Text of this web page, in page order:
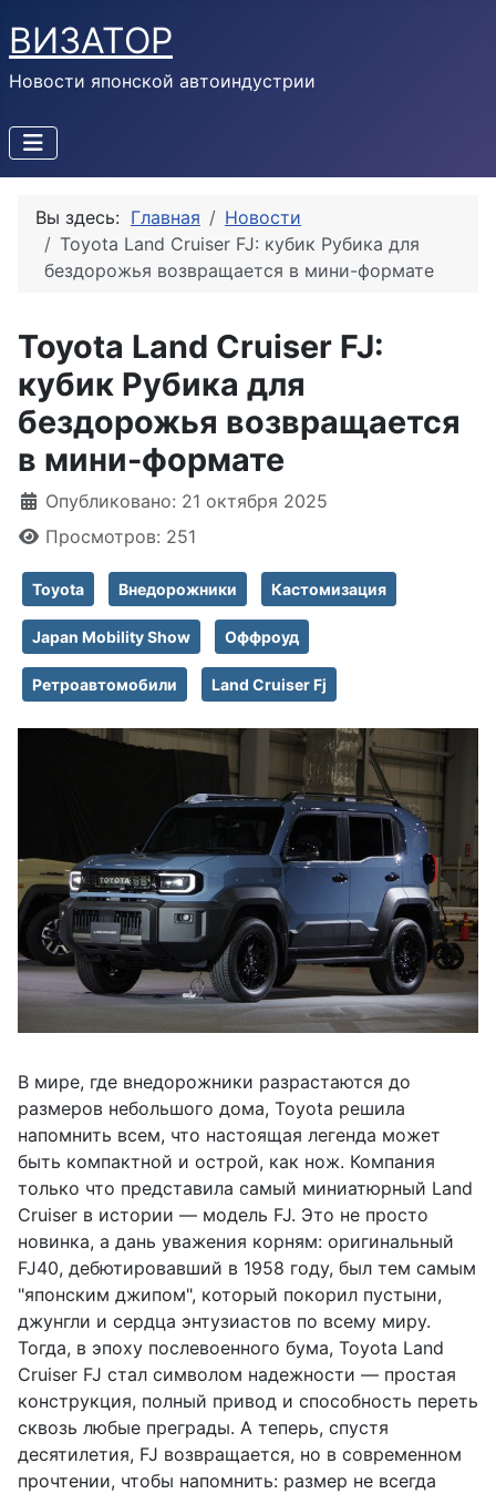
ВИЗАТОР
Новости японской автоиндустрии
Вы здесь: Главная
Новости
Toyota Land Cruiser FJ: кубик Рубика для
бездорожья возвращается в мини-формате
Toyota Land Cruiser FJ:
кубик Рубика для
бездорожья возвращается
в мини-формате
Информация о материале
Опубликовано: 21 октября 2025
Просмотров: 251
Toyota Внедорожники Кастомизация
Japan Mobility Show Оффроуд
Ретроавтомобили Land Cruiser Fj
В мире, где внедорожники разрастаются до
размеров небольшого дома, Toyota решила
напомнить всем, что настоящая легенда может
быть компактной и острой, как нож. Компания
только что представила самый миниатюрный Land
Cruiser в истории — модель FJ. Это не просто
новинка, а дань уважения корням: оригинальный
FJ40, дебютировавший в 1958 году, был тем самым
"японским джипом", который покорил пустыни,
джунгли и сердца энтузиастов по всему миру.
Тогда, в эпоху послевоенного бума, Toyota Land
Cruiser FJ стал символом надежности — простая
конструкция, полный привод и способность переть
сквозь любые преграды. А теперь, спустя
десятилетия, FJ возвращается, но в современном
прочтении, чтобы напомнить: размер не всегда